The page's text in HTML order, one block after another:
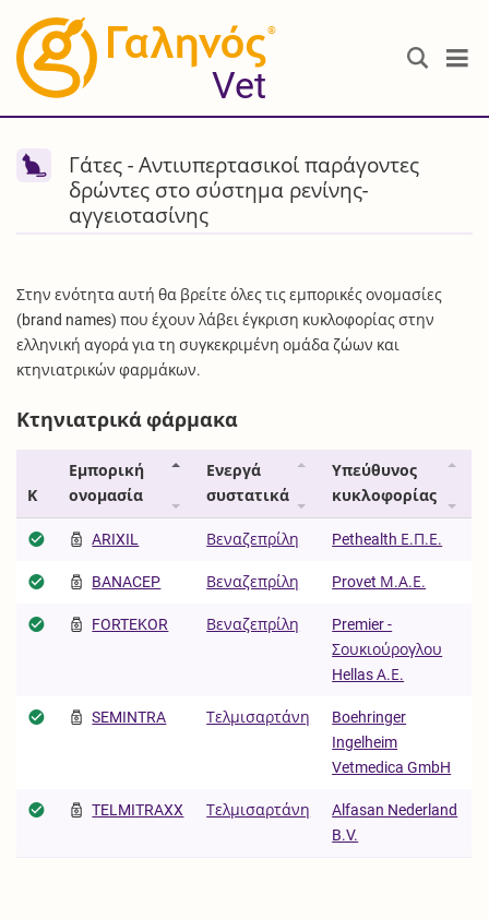
®
Vet
Γάτες - Αντιυπερτασικοί παράγοντες
δρώντες στο σύστημα ρενίνης-
αγγειοτασίνης
Στην ενότητα αυτή θα βρείτε όλες τις εμπορικές ονομασίες
(brand names) που έχουν λάβει έγκριση κυκλοφορίας στην
ελληνική αγορά για τη συγκεκριμένη ομάδα ζώων και
κτηνιατρικών φαρμάκων.
Κτηνιατρικά φάρμακα
Κ
Εμπορική
ονομασία
Ενεργά
συστατικά
Υπεύθυνος
κυκλοφορίας
ARIXIL Βεναζεπρίλη Pethealth Ε.Π.Ε.
BANACEP Βεναζεπρίλη Provet Μ.Α.Ε.
FORTEKOR Βεναζεπρίλη
Premier -
Σουκιούρογλου
Hellas Α.Ε.
SEMINTRA Τελμισαρτάνη
Boehringer
Ingelheim
Vetmedica GmbH
TELMITRAXX Τελμισαρτάνη
Alfasan Nederland
B.V.